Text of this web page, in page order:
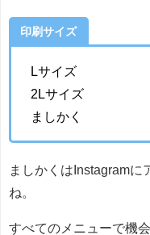
印刷サイズ
Lサイズ
2Lサイズ
ましかく
ましかくはInstagramに
ね。
すべてのメニューで機